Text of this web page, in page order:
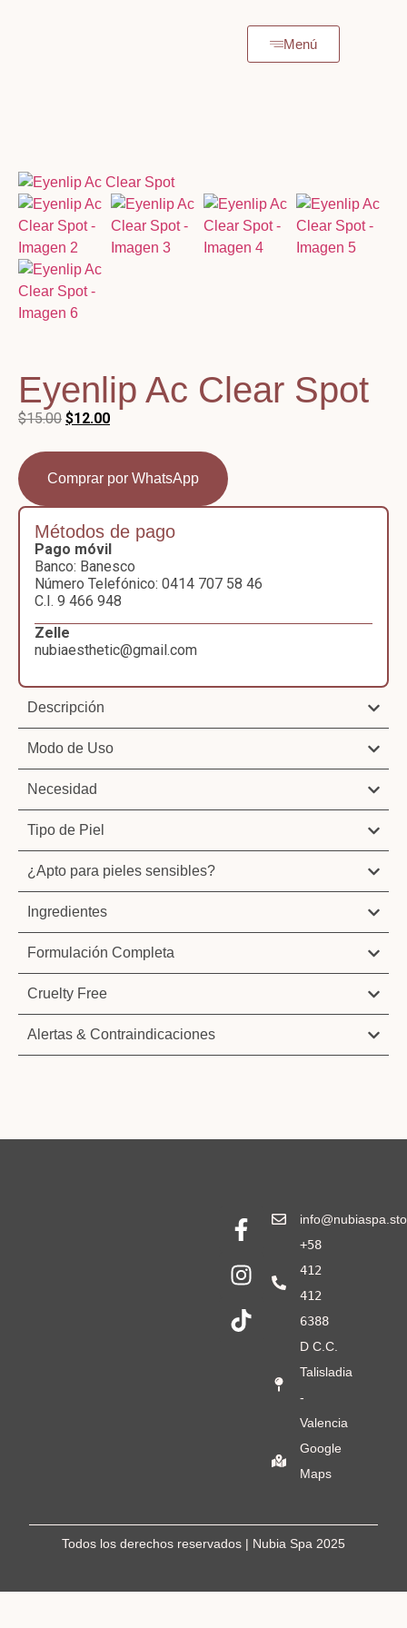
Menú
Eyenlip Ac Clear Spot
$15.00 $12.00
Comprar por WhatsApp
Métodos de pago
Pago móvil
Banco: Banesco
Número Telefónico: 0414 707 58 46
C.I. 9 466 948
Zelle
nubiaesthetic@gmail.com
Descripción
Modo de Uso
Necesidad
Tipo de Piel
¿Apto para pieles sensibles?
Ingredientes
Formulación Completa
Cruelty Free
Alertas & Contraindicaciones
+58
412
412
6388
D C.C.
Talisladia
-
Valencia
Google
Maps
Todos los derechos reservados | Nubia Spa 2025